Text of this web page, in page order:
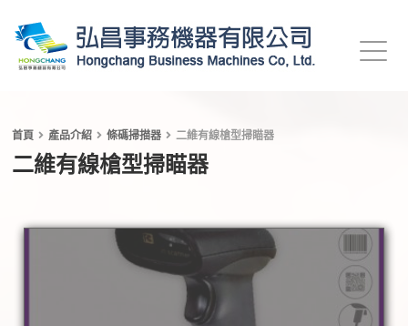
首頁 產品介紹 條碼掃描器 二維有線槍型掃瞄器
二維有線槍型掃瞄器